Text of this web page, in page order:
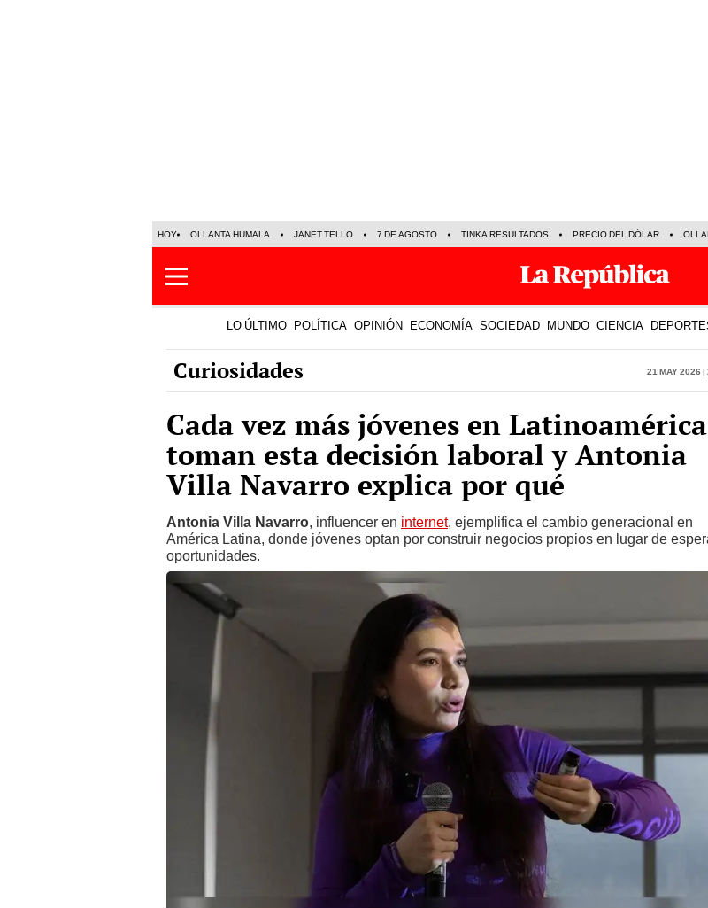
HOY OLLANTA HUMALA JANET TELLO 7 DE AGOSTO TINKA RESULTADOS PRECIO DEL DÓLAR
LO ÚLTIMO POLÍTICA OPINIÓN ECONOMÍA SOCIEDAD MUNDO CIENCIA
Curiosidades 21 May 2026
Cada vez más jóvenes en Latinoamérica
toman esta decisión laboral y Antonia
Villa Navarro explica por qué
Antonia Villa Navarro, influencer en internet, ejemplifica el cambio generacional en
América Latina, donde jóvenes optan por construir negocios propios en lugar de
oportunidades.